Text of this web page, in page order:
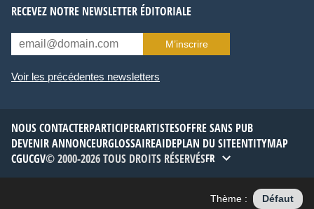
RECEVEZ NOTRE NEWSLETTER ÉDITORIALE
M’inscrire
Voir les précédentes newsletters
NOUS CONTACTERPARTICIPERARTISTESOFFRE SANS PUB
DEVENIR ANNONCEURGLOSSAIREAIDEPLAN DU SITEENTITYMAP
CGUCGV© 2000-2026 TOUS DROITS RÉSERVÉSFR
Thème : Défaut